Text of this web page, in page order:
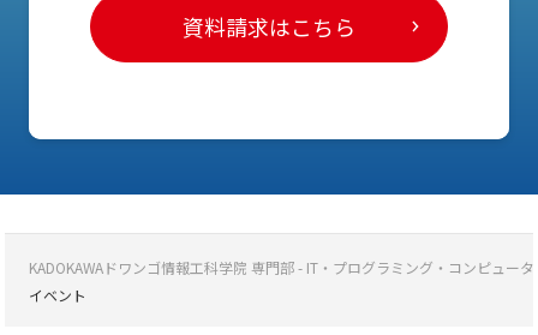
資料請求はこちら
KADOKAWAドワンゴ情報工科学院 専門部 - IT・プログラミング・コンピュー
イベント